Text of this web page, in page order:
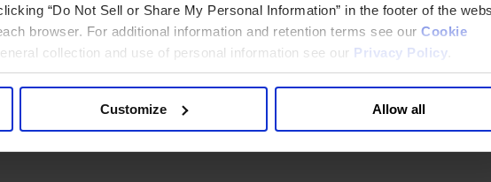
“Do Not Sell or Share My Personal Information” in the footer of the
browser. For additional information and retention terms see our Cookie
collection and use of personal information see our Privacy Policy
Customize Allow all